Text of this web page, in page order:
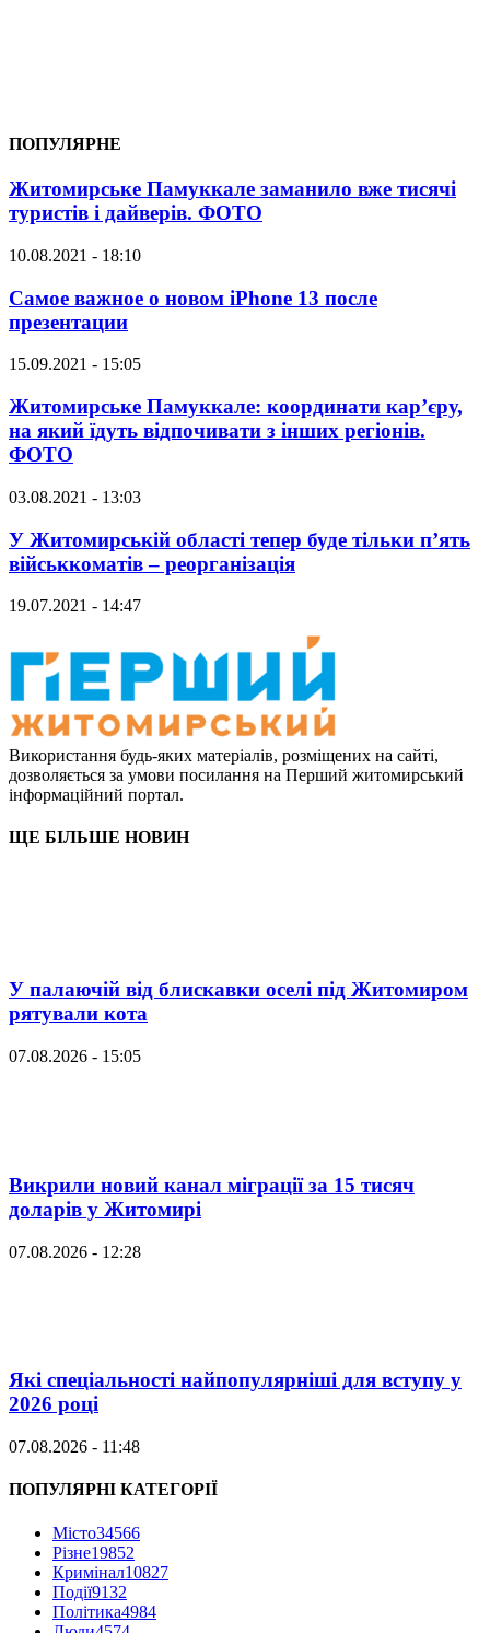
ПОПУЛЯРНЕ
Житомирське Памуккале заманило вже тисячі
туристів і дайверів. ФОТО
10.08.2021 - 18:10
Самое важное о новом iPhone 13 после
презентации
15.09.2021 - 15:05
Житомирське Памуккале: координати кар’єру,
на який їдуть відпочивати з інших регіонів.
ФОТО
03.08.2021 - 13:03
У Житомирській області тепер буде тільки п’ять
військкоматів – реорганізація
19.07.2021 - 14:47
Використання будь-яких матеріалів, розміщених на сайті,
дозволяється за умови посилання на Перший житомирський
інформаційний портал.
ЩЕ БІЛЬШЕ НОВИН
У палаючій від блискавки оселі під Житомиром
рятували кота
07.08.2026 - 15:05
Викрили новий канал міграції за 15 тисяч
доларів у Житомирі
07.08.2026 - 12:28
Які спеціальності найпопулярніші для вступу у
2026 році
07.08.2026 - 11:48
ПОПУЛЯРНІ КАТЕГОРІЇ
Місто34566
Різне19852
Кримінал10827
Події9132
Політика4984